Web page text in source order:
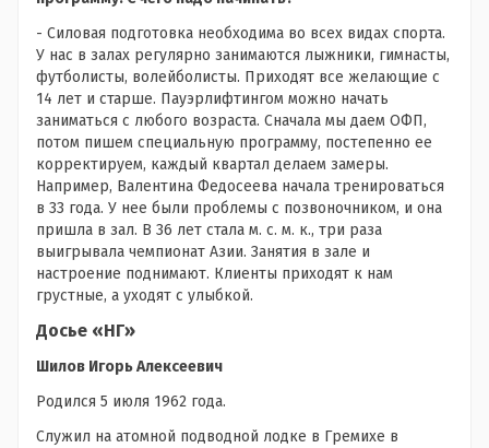
- Силовая подготовка необходима во всех видах спорта.
У нас в залах регулярно занимаются лыжники, гимнасты,
футболисты, волейболисты. Приходят все желающие с
14 лет и старше. Пауэрлифтингом можно начать
заниматься с любого возраста. Сначала мы даем ОФП,
потом пишем специальную программу, постепенно ее
корректируем, каждый квартал делаем замеры.
Например, Валентина Федосеева начала тренироваться
в 33 года. У нее были проблемы с позвоночником, и она
пришла в зал. В 36 лет стала м. с. м. к., три раза
выигрывала чемпионат Азии. Занятия в зале и
настроение поднимают. Клиенты приходят к нам
грустные, а уходят с улыбкой.
Досье «НГ»
Шилов Игорь Алексеевич
Родился 5 июля 1962 года.
Служил на атомной подводной лодке в Гремихе в